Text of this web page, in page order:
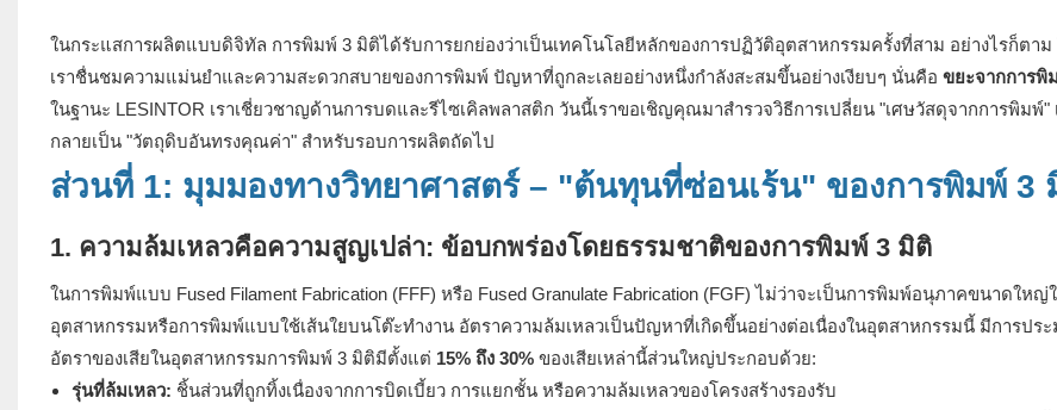
ในกระแสการผลิตแบบดิจิทัล การพิมพ์ 3 มิติได้รับการยกย่องว่าเป็นเทคโนโลยีหลักของการปฏิวัติอุตสาหกรรมครั้งที่สาม อย่างไรก็ตา
เราชื่นชมความแม่นยำและความสะดวกสบายของการพิมพ์ ปัญหาที่ถูกละเลยอย่างหนึ่งกำลังสะสมขึ้นอย่างเงียบๆ นั่นคือ ขยะจากการพิ
ในฐานะ LESINTOR เราเชี่ยวชาญด้านการบดและรีไซเคิลพลาสติก วันนี้เราขอเชิญคุณมาสำรวจวิธีการเปลี่ยน "เศษวัสดุจากการพิมพ์"
กลายเป็น "วัตถุดิบอันทรงคุณค่า" สำหรับรอบการผลิตถัดไป
ส่วนที่ 1: มุมมองทางวิทยาศาสตร์ – "ต้นทุนที่ซ่อนเร้น" ของการพิมพ์ 3
1. ความล้มเหลวคือความสูญเปล่า: ข้อบกพร่องโดยธรรมชาติของการพิมพ์ 3 มิติ
ในการพิมพ์แบบ Fused Filament Fabrication (FFF) หรือ Fused Granulate Fabrication (FGF) ไม่ว่าจะเป็นการพิมพ์อนุภาคขนาดใหญ่
อุตสาหกรรมหรือการพิมพ์แบบใช้เส้นใยบนโต๊ะทำงาน อัตราความล้มเหลวเป็นปัญหาที่เกิดขึ้นอย่างต่อเนื่องในอุตสาหกรรมนี้ มีการปร
อัตราของเสียในอุตสาหกรรมการพิมพ์ 3 มิติมีตั้งแต่ 15% ถึง 30%ของเสียเหล่านี้ส่วนใหญ่ประกอบด้วย:
รุ่นที่ล้มเหลว: ชิ้นส่วนที่ถูกทิ้งเนื่องจากการบิดเบี้ยว การแยกชั้น หรือความล้มเหลวของโครงสร้างรองรับ